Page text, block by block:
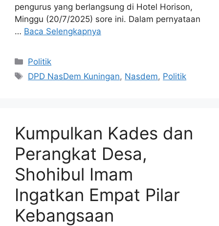
pengurus yang berlangsung di Hotel Horison,
Minggu (20/7/2025) sore ini. Dalam pernyataan
… Baca Selengkapnya
Kategori
Politik
Tag
DPD NasDem Kuningan, Nasdem, Politik
Kumpulkan Kades dan
Perangkat Desa,
Shohibul Imam
Ingatkan Empat Pilar
Kebangsaan